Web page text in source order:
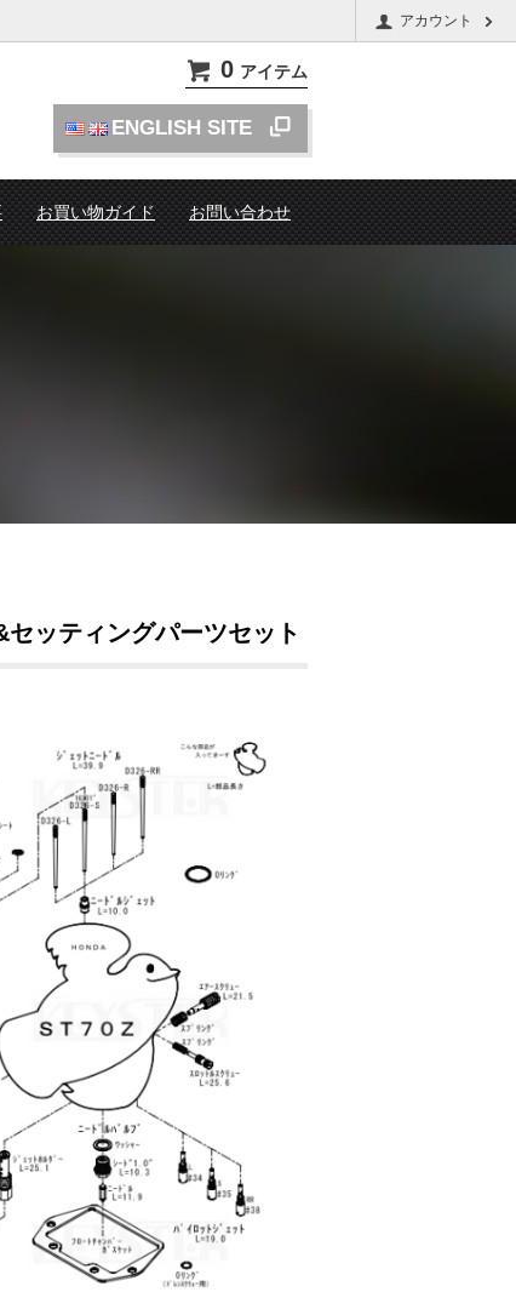
アカウント
0 アイテム
ENGLISH SITE
お買い物ガイド お問い合わせ
ッティングパーツセット